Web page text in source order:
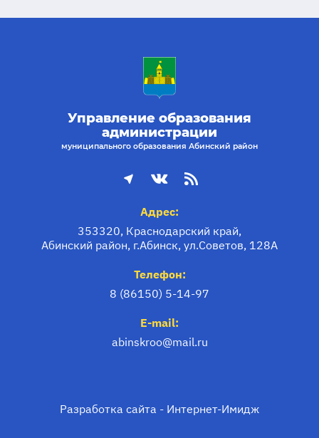
Управление образования
администрации
муниципального образования Абинский район
Адрес:
353320, Краснодарский край,
Абинский район, г.Абинск, ул.Советов, 128А
Телефон:
8 (86150) 5-14-97
E-mail:
abinskroo@mail.ru
Разработка сайта - Интернет-Имидж